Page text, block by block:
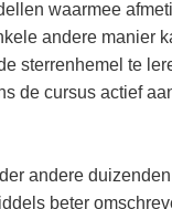
waarmee
andere manier
sterrenhemel te
de cursus actief
andere
beter